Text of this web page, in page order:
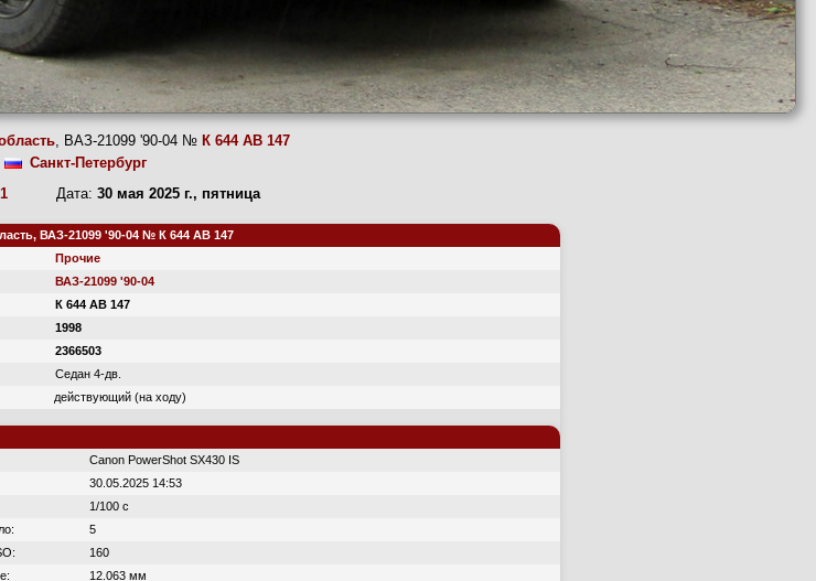
, ВАЗ-21099 '90-04 № К 644 АВ 147
Санкт-Петербург
Дата: 30 мая 2025 г., пятница
ВАЗ-21099 '90-04 № К 644 АВ 147
Прочие
ВАЗ-21099 '90-04
К 644 АВ 147
1998
2366503
Седан 4-дв.
действующий (на ходу)
Canon PowerShot SX430 IS
30.05.2025 14:53
1/100 с
5
160
12.063 мм